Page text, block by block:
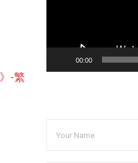
-繁
00:00